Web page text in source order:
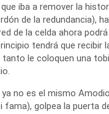
iba a remover la
de la redundancia),
de la celda ahora
tendrá que
le coloquen una
no es el mismo
golpea la puerta